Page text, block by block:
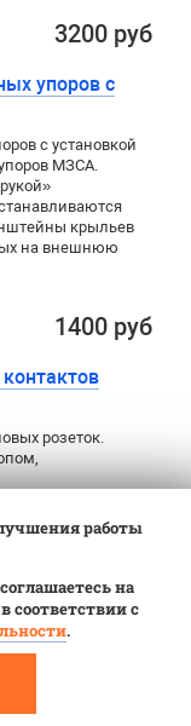
3200 руб
упоров с
с установкой
МЗСА.
крыльев
на внешнюю
1400 руб
розеток.
,
1500 руб
устройства на
скоба
МЗСА
работы
на
соответствии с
.